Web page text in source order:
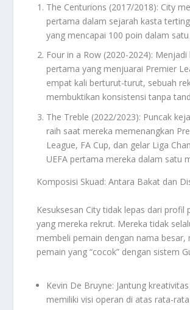
The Centurions (2017/2018): City
pertama dalam sejarah kasta
yang mencapai 100 poin dalam
Four in a Row (2020-2024): Menjadi
pertama yang menjuarai Premier
empat kali berturut-turut, sebuah
membuktikan konsistensi tanpa
The Treble (2022/2023): Puncak
raih saat mereka memenangkan
League, FA Cup, dan gelar Liga
UEFA pertama mereka dalam satu
Komposisi Skuad: Antara Bakat dan
Kesuksesan City tidak lepas dari profil
yang mereka rekrut. Mereka tidak
membeli pemain dengan nama besar,
pemain yang “cocok” dengan sistem
Kevin De Bruyne: Jantung
memiliki visi operan di atas rata-